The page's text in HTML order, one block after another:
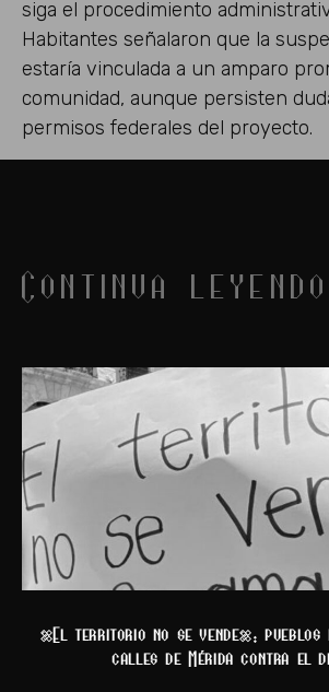
siga el procedimiento
Habitantes señalaron que la
estaría vinculada a un amparo
comunidad, aunque persisten
permisos federales del proyecto.
Continua
“El territorio no se vende”: pueblos
calles de Mérida contra el